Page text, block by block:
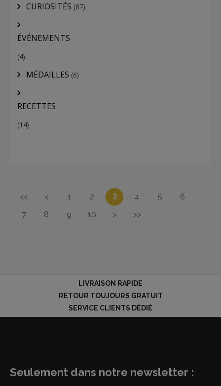
CURIOSITÉS (87)
ÉVÉNEMENTS
(4)
MÉDAILLES (6)
RECETTES
(14)
<< < 1 2 3 4 5
6
7
8 9 10 > >>
LIVRAISON RAPIDE
RETOUR TOUJOURS GRATUIT
SERVICE CLIENTS DÉDIÉ
Seulement dans notre newsletter :